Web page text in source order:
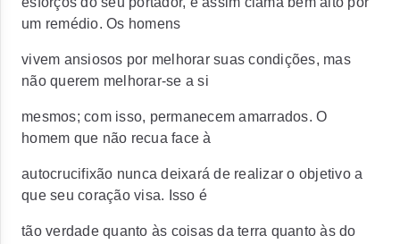
um remédio. Os homens
vivem ansiosos por melhorar suas condições, mas
não querem melhorar-se a si
mesmos; com isso, permanecem amarrados. O
homem que não recua face à
autocrucifixão nunca deixará de realizar o objetivo a
que seu coração visa. Isso é
tão verdade quanto às coisas da terra quanto às do